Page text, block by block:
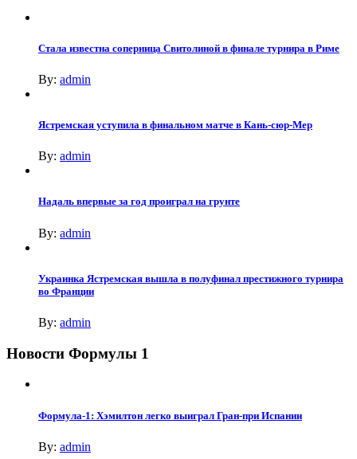
Стала известна соперница Свитолиной в финале турнира в Риме
By: admin
Ястремская уступила в финальном матче в Кань-сюр-Мер
By: admin
Надаль впервые за год проиграл на грунте
By: admin
Украинка Ястремская вышла в полуфинал престижного турнира
во Франции
By: admin
Новости Формулы 1
Формула-1: Хэмилтон легко выиграл Гран-при Испании
By: admin